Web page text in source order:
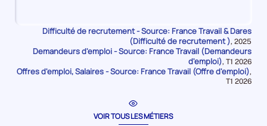
Difficulté de recrutement - Source: France Travail & Dares
(Difficulté de recrutement ), Données
pour
la
période
2025
Demandeurs d'emploi - Source: France Travail (Demandeurs
d'emploi), Données
pour
la
T1 2026
Offres d'emploi, Salaires - Source: France Travail (Offre d'emploi),
Données
T1 2026
VOIR TOUS LES MÉTIERS